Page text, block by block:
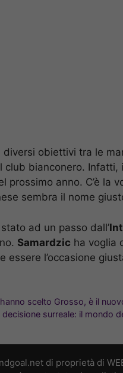
diversi obiettivi tra le
club bianconero. Infatti,
prossimo anno. C’è la
sembra il nome
ad un passo dall’
Samardzic ha voglia
essere l’occasione
scelto Grosso, è il
decisione surreale: il mondo
di proprietà di